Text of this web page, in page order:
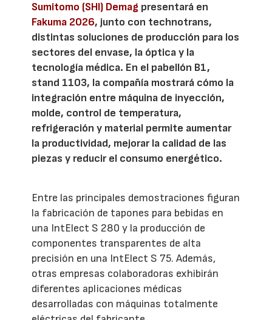
Sumitomo (SHI) Demag presentará en
Fakuma 2026, junto con technotrans,
distintas soluciones de producción para los
sectores del envase, la óptica y la
tecnología médica. En el pabellón B1,
stand 1103, la compañía mostrará cómo la
integración entre máquina de inyección,
molde, control de temperatura,
refrigeración y material permite aumentar
la productividad, mejorar la calidad de las
piezas y reducir el consumo energético.
Entre las principales demostraciones figuran
la fabricación de tapones para bebidas en
una IntElect S 280 y la producción de
componentes transparentes de alta
precisión en una IntElect S 75. Además,
otras empresas colaboradoras exhibirán
diferentes aplicaciones médicas
desarrolladas con máquinas totalmente